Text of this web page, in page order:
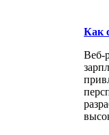
Как
Веб-